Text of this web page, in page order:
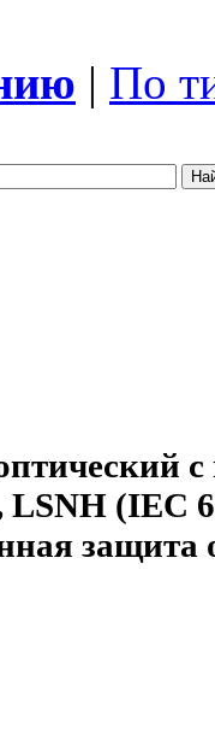
| По
LSNH (IEC
защита